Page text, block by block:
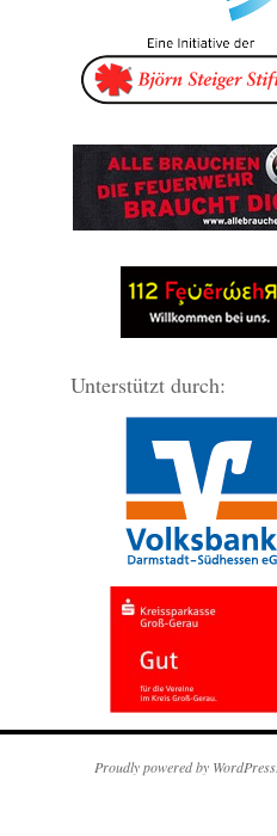
Unterstützt durch:
Proudly powered by WordPress.